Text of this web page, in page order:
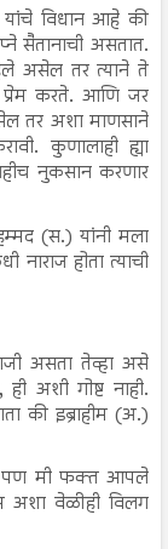
विधान आहे की
सैतानाची असतात.
असेल तर त्याने ते
प्रेम करते. आणि जर
तर अशा माणसाने
कुणालाही ह्या
नुकसान करणार
(स.) यांनी मला
नाराज होता त्याची
असता तेव्हा असे
अशी गोष्ट नाही.
की इब्राहीम (अ.)
पण मी फक्त आपले
वेळीही विलग